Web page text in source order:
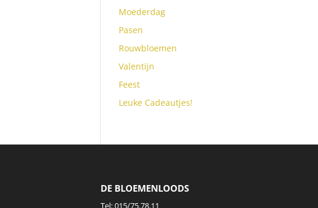
Moederdag
Pasen
Rouwbloemen
Valentijn
Feest
Leuke Cadeautjes!
DE BLOEMENLOODS
Tel:015/75.78.11